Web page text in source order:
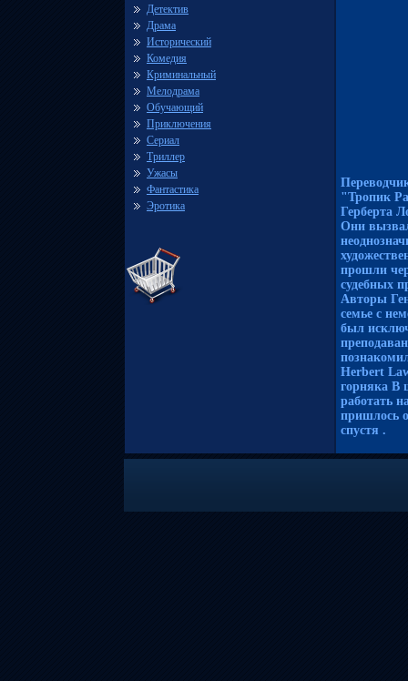
Детектив
Драма
Исторический
Комедия
Криминальный
Мелодрама
Обучающий
Приключения
Сериал
Триллер
Ужасы
Фантастика
Эротика
"Тропик
Герберта
Они
прошли
судебных
Авторы
семье с
был
Herbert
горняка В
работать
пришлось
спустя .